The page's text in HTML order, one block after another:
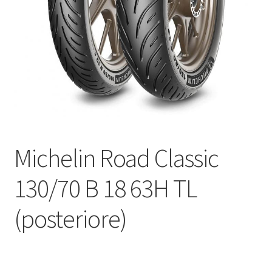
Michelin Road Classic
130/70 B 18 63H TL
(posteriore)